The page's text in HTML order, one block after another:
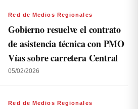
Red de Medios Regionales
Gobierno resuelve el contrato
de asistencia técnica con PMO
Vías sobre carretera Central
05/02/2026
Red de Medios Regionales